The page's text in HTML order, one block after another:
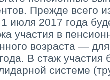
Прежде всего
июля 2017 года
участия в
возраста —
В стаж участия
системе